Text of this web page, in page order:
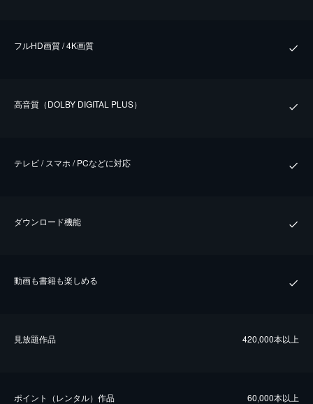
フルHD画質 / 4K画質
⾼⾳質（DOLBY DIGITAL PLUS）
テレビ / スマホ / PCなどに対応
ダウンロード機能
動画も書籍も楽しめる
⾒放題作品 420,000本以上
ポイント（レンタル）作品 60,000本以上